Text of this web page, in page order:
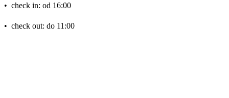
• check in: od 16:00
• check out: do 11:00